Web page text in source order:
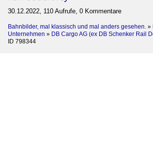
30.12.2022, 110 Aufrufe, 0 Kommentare
Bahnbilder, mal klassisch und mal anders gesehen. »
Unternehmen » DB Cargo AG (ex DB Schenker Rail
ID 798344